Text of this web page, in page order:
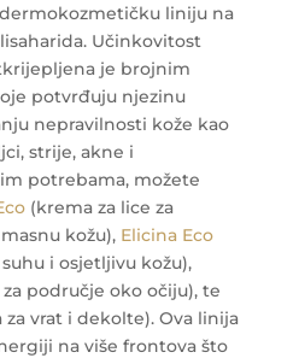
liniju na
Učinkovitost
je brojnim
potvrđuju njezinu
nepravilnosti kože kao
strije, akne i
potrebama, možete
(krema za lice za
kožu), Elicina Eco
i osjetljivu kožu),
područje oko očiju), te
vrat i dekolte). Ova linija
na više frontova što